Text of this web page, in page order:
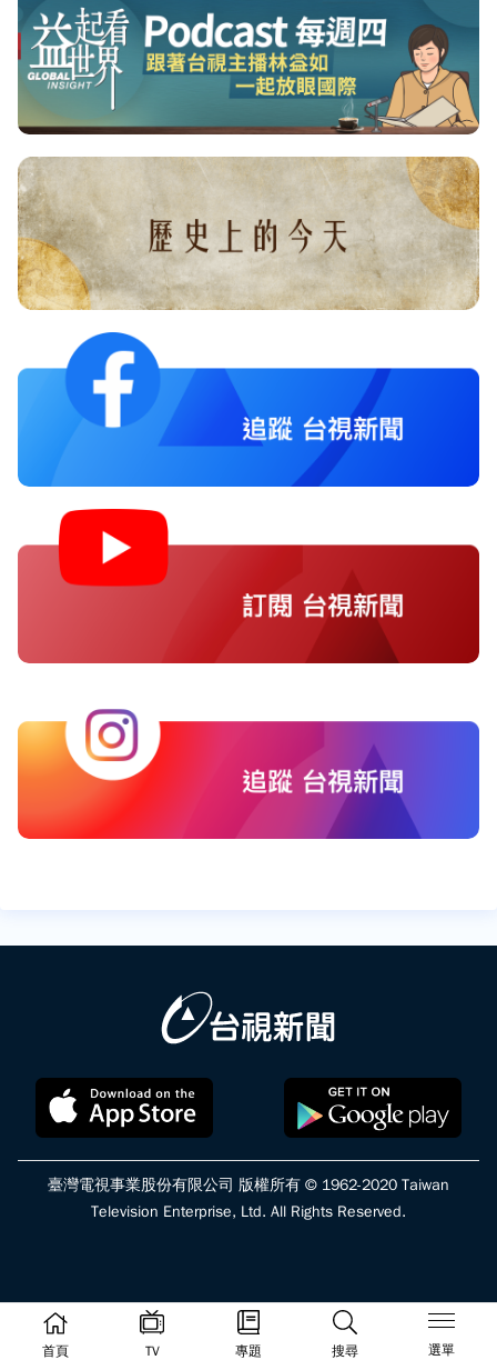
首頁 TV 專題 搜尋 選單
臺灣電視事業股份有限公司 版權所有 © 1962-2020 Taiwan
Television Enterprise, Ltd. All Rights Reserved.